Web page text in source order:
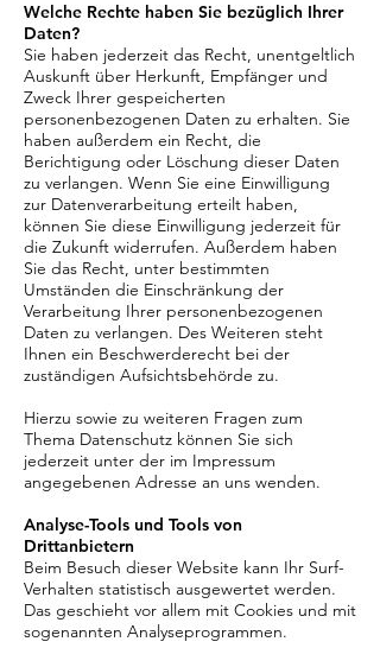
Welche Rechte haben Sie bezüglich Ihrer
Daten?
Sie haben jederzeit das Recht, unentgeltlich
Auskunft über Herkunft, Empfänger und
Zweck Ihrer gespeicherten
personenbezogenen Daten zu erhalten. Sie
haben außerdem ein Recht, die
Berichtigung oder Löschung dieser Daten
zu verlangen. Wenn Sie eine Einwilligung
zur Datenverarbeitung erteilt haben,
können Sie diese Einwilligung jederzeit für
die Zukunft widerrufen. Außerdem haben
Sie das Recht, unter bestimmten
Umständen die Einschränkung der
Verarbeitung Ihrer personenbezogenen
Daten zu verlangen. Des Weiteren steht
Ihnen ein Beschwerderecht bei der
zuständigen Aufsichtsbehörde zu.
Hierzu sowie zu weiteren Fragen zum
Thema Datenschutz können Sie sich
jederzeit unter der im Impressum
angegebenen Adresse an uns wenden.
Analyse-Tools und Tools von
Drittanbietern
Beim Besuch dieser Website kann Ihr Surf-
Verhalten statistisch ausgewertet werden.
Das geschieht vor allem mit Cookies und mit
sogenannten Analyseprogrammen.